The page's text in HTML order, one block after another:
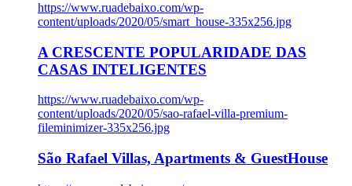
https://www.ruadebaixo.com/wp-
content/uploads/2020/05/smart_house-335x256.jpg
A CRESCENTE POPULARIDADE DAS
CASAS INTELIGENTES
https://www.ruadebaixo.com/wp-
content/uploads/2020/05/sao-rafael-villa-premium-
fileminimizer-335x256.jpg
São Rafael Villas, Apartments & GuestHouse